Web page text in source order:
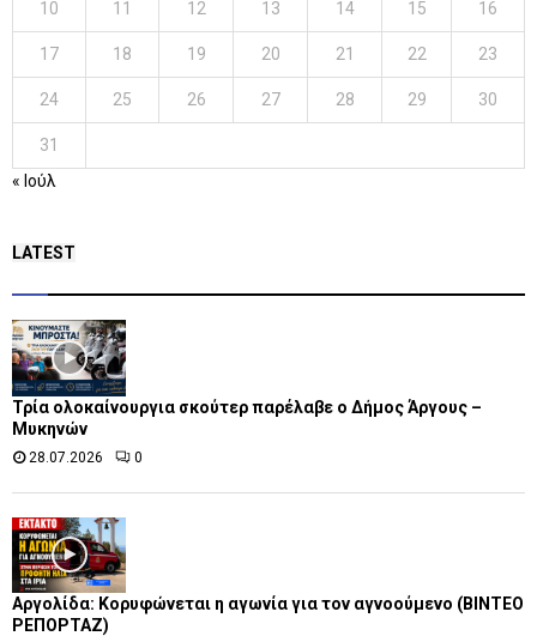
10 11 12 13 14 15 16
17 18 19 20 21 22 23
24 25 26 27 28 29 30
31
« Ιούλ
LATEST
Τρία ολοκαίνουργια σκούτερ παρέλαβε o Δήμος Άργους –
Μυκηνών
28.07.2026 0
Αργολίδα: Κορυφώνεται η αγωνία για τον αγνοούμενο (ΒΙΝΤΕΟ
ΡΕΠΟΡΤΑΖ)